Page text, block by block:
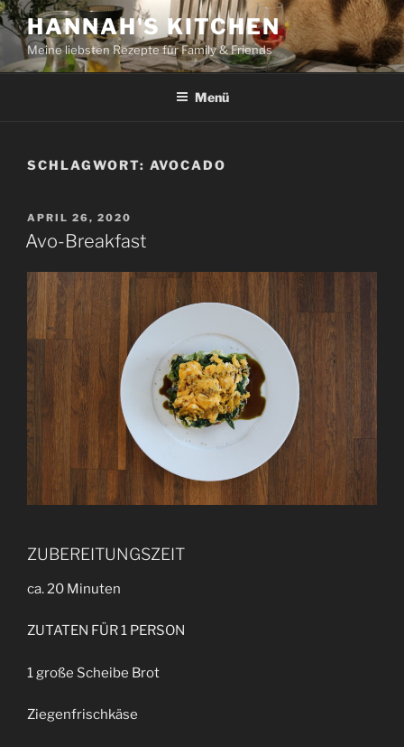
Zum
Inhalt
springen
HANNAH'S KITCHEN
Meine liebsten Rezepte für Family & Friends
Menü
SCHLAGWORT: AVOCADO
VERÖFFENTLICHT
AM
APRIL 26, 2020
Avo-Breakfast
ZUBEREITUNGSZEIT
ca. 20 Minuten
ZUTATEN FÜR 1 PERSON
1 große Scheibe Brot
Ziegenfrischkäse